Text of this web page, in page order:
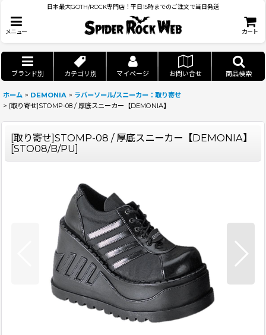
日本最大GOTH/ROCK専門店！平日15時までのご注文で当日発送
メニュー カート
ブランド別 カテゴリ別 マイページ お問い合せ 商品検索
ホーム > DEMONIA > ラバーソール/スニーカー：取り寄せ
> [取り寄せ]STOMP-08 / 厚底スニーカー【DEMONIA】
[取り寄せ]STOMP-08 / 厚底スニーカー【DEMONIA】
[STO08/B/PU]